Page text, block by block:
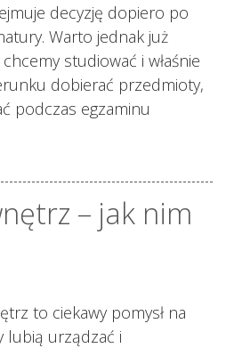
decyzję dopiero po
Warto jednak już
studiować i właśnie
dobierać przedmioty,
podczas egzaminu
– jak nim
to ciekawy pomysł na
lubią urządzać i